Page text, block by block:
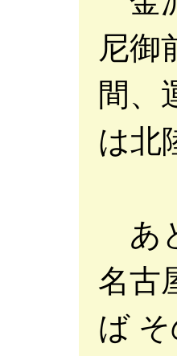
尼御
間、
は北
あ
名古
ば